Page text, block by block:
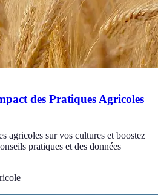
des Pratiques Agricoles
agricoles sur vos cultures et boostez
pratiques et des données